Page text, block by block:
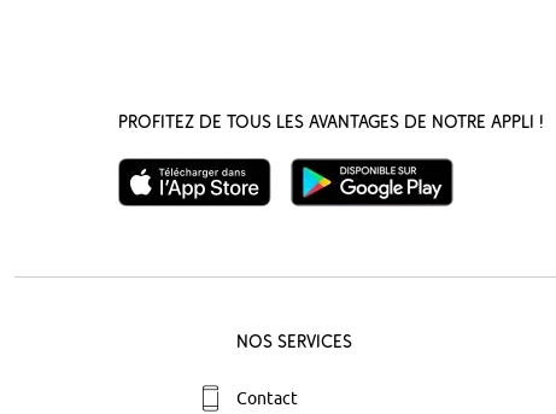
Profitez de tous les avantages de notre appli !
Nos Services
Contact